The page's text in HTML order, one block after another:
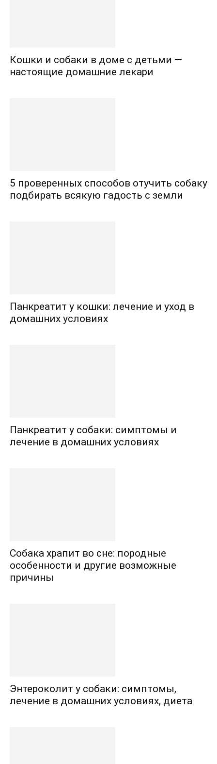
Кошки и собаки в доме с детьми —
настоящие домашние лекари
5 проверенных способов отучить собаку
подбирать всякую гадость с земли
Панкреатит у кошки: лечение и уход в
домашних условиях
Панкреатит у собаки: симптомы и
лечение в домашних условиях
Собака храпит во сне: породные
особенности и другие возможные
причины
Энтероколит у собаки: симптомы,
лечение в домашних условиях, диета